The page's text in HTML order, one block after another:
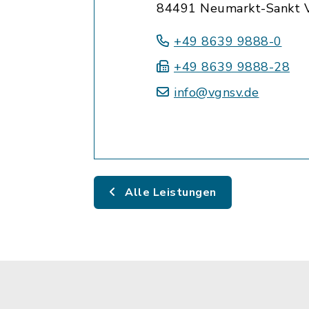
84491 Neumarkt-Sankt
+49 8639 9888-0
+49 8639 9888-28
info@vgnsv.de
Alle Leistungen